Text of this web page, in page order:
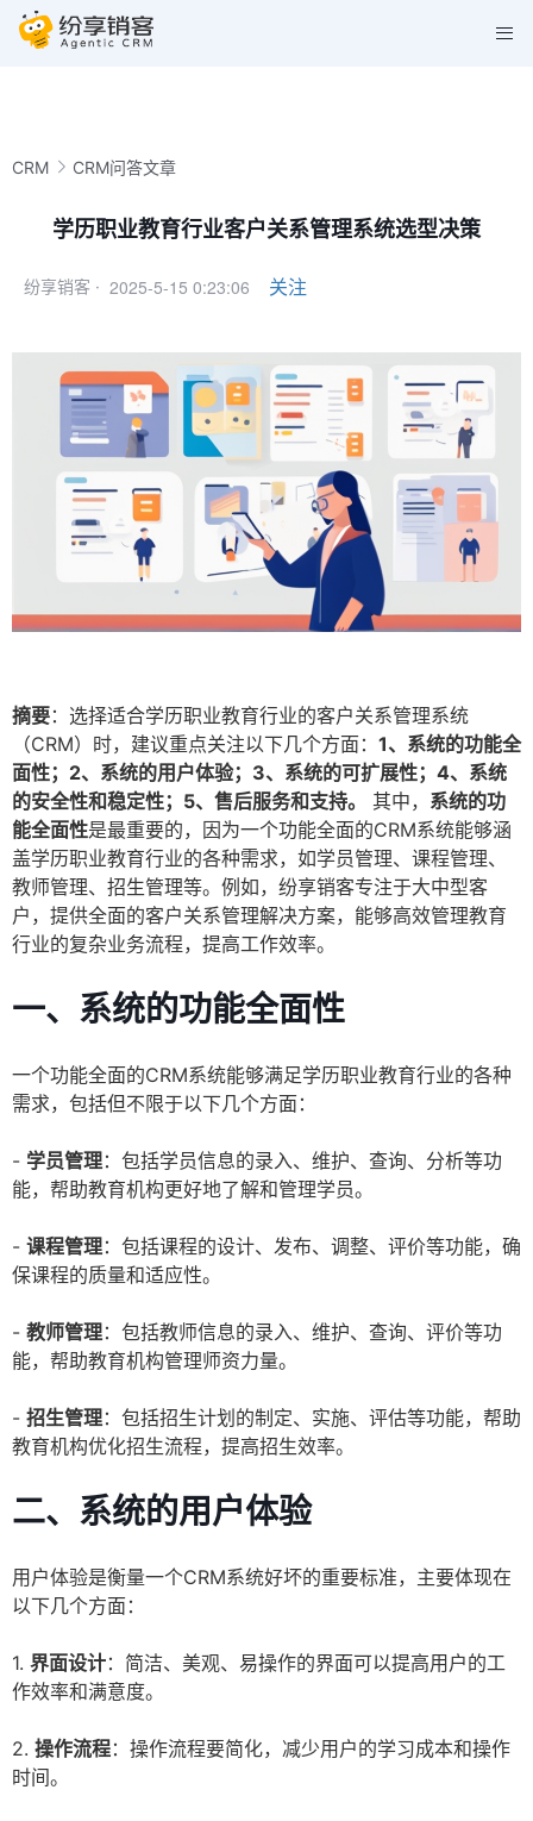
CRM CRM问答文章
学历职业教育行业客户关系管理系统选型决策
纷享销客 · 2025-5-15 0:23:06 关注
摘要：选择适合学历职业教育行业的客户关系管理系统
（CRM）时，建议重点关注以下几个方面： 1、系统的功能全
面性；2、系统的用户体验；3、系统的可扩展性；4、系统
的安全性和稳定性；5、售后服务和支持。
其中， 系统的功
能全面性是最重要的，因为一个功能全面的CRM系统能够涵
盖学历职业教育行业的各种需求，如学员管理、课程管理、
教师管理、招生管理等。例如，纷享销客专注于大中型客
户，提供全面的客户关系管理解决方案，能够高效管理教育
行业的复杂业务流程，提高工作效率。
一、系统的功能全面性
一个功能全面的CRM系统能够满足学历职业教育行业的各种
需求，包括但不限于以下几个方面：
- 学员管理：包括学员信息的录入、维护、查询、分析等功
能，帮助教育机构更好地了解和管理学员。
- 课程管理：包括课程的设计、发布、调整、评价等功能，确
保课程的质量和适应性。
- 教师管理：包括教师信息的录入、维护、查询、评价等功
能，帮助教育机构管理师资力量。
- 招生管理：包括招生计划的制定、实施、评估等功能，帮助
教育机构优化招生流程，提高招生效率。
二、系统的用户体验
用户体验是衡量一个CRM系统好坏的重要标准，主要体现在
以下几个方面：
1. 界面设计：简洁、美观、易操作的界面可以提高用户的工
作效率和满意度。
2. 操作流程：操作流程要简化，减少用户的学习成本和操作
时间。